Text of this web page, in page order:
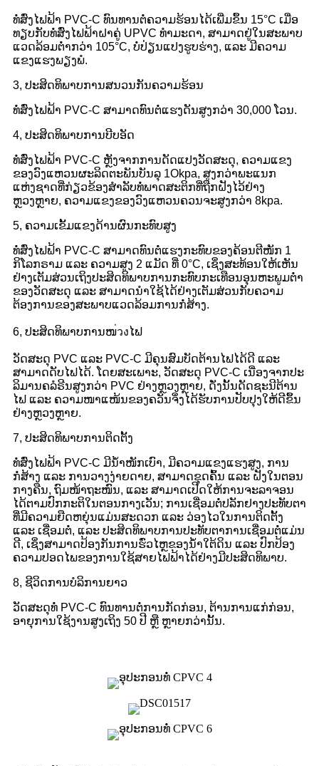
ທໍ່ສົ່ງໄຟຟ້າ PVC-C ທົນທານຕໍ່ຄວາມຮ້ອນໄດ້ເພີ່ມຂຶ້ນ 15°C ເມື່ອ
ທຽບກັບທໍ່ສົ່ງໄຟຟ້າຝາຄູ່ UPVC ທຳມະດາ, ສາມາດຢູ່ໃນສະພາບ
ແວດລ້ອມຕໍ່າກວ່າ 105°C, ບໍ່ປ່ຽນແປງຮູບຮ່າງ, ແລະ ມີຄວາມ
ແຂງແຮງພຽງພໍ.
3, ປະສິດທິພາບການສນວນກັນຄວາມຮ້ອນ
ທໍ່ສົ່ງໄຟຟ້າ PVC-C ສາມາດທົນຕໍ່ແຮງດັນສູງກວ່າ 30,000 ໂວນ.
4, ປະສິດທິພາບການບີບອັດ
ທໍ່ສົ່ງໄຟຟ້າ PVC-C ຫຼັງຈາກການດັດແປງວັດສະດຸ, ຄວາມແຂງ
ຂອງວົງແຫວນຜະລິດຕະພັນບັນລຸ 1Okpa, ສູງກວ່າພະແນກ
ແຫ່ງຊາດທີ່ກ່ຽວຂ້ອງສໍາລັບທໍ່ພາດສະຕິກທີ່ຖືກຝັງໄວ້ຢ່າງ
ຫຼວງຫຼາຍ, ຄວາມແຂງຂອງວົງແຫວນຄວນຈະສູງກວ່າ 8kpa.
5, ຄວາມເຂັ້ມແຂງດ້ານຜົນກະທົບສູງ
ທໍ່ສົ່ງໄຟຟ້າ PVC-C ສາມາດທົນຕໍ່ແຮງກະທົບຂອງຄ້ອນຕີໜັກ 1
ກິໂລກຣາມ ແລະ ຄວາມສູງ 2 ແມັດ ທີ່ 0°C, ເຊິ່ງສະທ້ອນໃຫ້ເຫັນ
ຢ່າງເຕັມສ່ວນເຖິງປະສິດທິພາບການກະທົບກະເທືອນອຸນຫະພູມຕໍ່າ
ຂອງວັດສະດຸ ແລະ ສາມາດນຳໃຊ້ໄດ້ຢ່າງເຕັມສ່ວນກັບຄວາມ
ຕ້ອງການຂອງສະພາບແວດລ້ອມການກໍ່ສ້າງ.
6, ປະສິດທິພາບການໜ่วงໄຟ
ວັດສະດຸ PVC ແລະ PVC-C ມີຄຸນສົມບັດຕ້ານໄຟໄດ້ດີ ແລະ
ສາມາດດັບໄຟໄດ້. ໂດຍສະເພາະ, ວັດສະດຸ PVC-C ເນື່ອງຈາກປະ
ລິມານຄລໍຣີນສູງກວ່າ PVC ຢ່າງຫຼວງຫຼາຍ, ດັ່ງນັ້ນດັດຊະນີຕ້ານ
ໄຟ ແລະ ຄວາມໜາແໜ້ນຂອງຄວັນຈຶ່ງໄດ້ຮັບການປັບປຸງໃຫ້ດີຂຶ້ນ
ຢ່າງຫຼວງຫຼາຍ.
7, ປະສິດທິພາບການຕິດຕັ້ງ
ທໍ່ສົ່ງໄຟຟ້າ PVC-C ມີນ້ຳໜັກເບົາ, ມີຄວາມແຂງແຮງສູງ, ການ
ກໍ່ສ້າງ ແລະ ການວາງງ່າຍດາຍ, ສາມາດຂຸດຄົ້ນ ແລະ ຝັງໃນຕອນ
ກາງຄືນ, ຖົມໜ້າຖະໜົນ, ແລະ ສາມາດເປີດໃຫ້ການຈະລາຈອນ
ໄດ້ຕາມປົກກະຕິໃນຕອນກາງເວັນ; ການເຊື່ອມຕໍ່ປລັກຢາງປະທັບຕາ
ທີ່ມີຄວາມຍືດຫຍຸ່ນແມ່ນສະດວກ ແລະ ວ່ອງໄວໃນການຕິດຕັ້ງ
ແລະ ເຊື່ອມຕໍ່, ແລະ ປະສິດທິພາບການປະທັບຕາການເຊື່ອມຕໍ່ແມ່ນ
ດີ, ເຊິ່ງສາມາດປ້ອງກັນການຮົ່ວໄຫຼຂອງນ້ຳໃຕ້ດິນ ແລະ ປົກປ້ອງ
ຄວາມປອດໄພຂອງການໃຊ້ສາຍໄຟຟ້າໄດ້ຢ່າງມີປະສິດທິພາບ.
8, ຊີວິດການບໍລິການຍາວ
ວັດສະດຸທໍ່ PVC-C ທົນທານຕໍ່ການກັດກ່ອນ, ຕ້ານການແກ່ກ່ອນ,
ອາຍຸການໃຊ້ງານສູງເຖິງ 50 ປີ ຫຼື ຫຼາຍກວ່ານັ້ນ.